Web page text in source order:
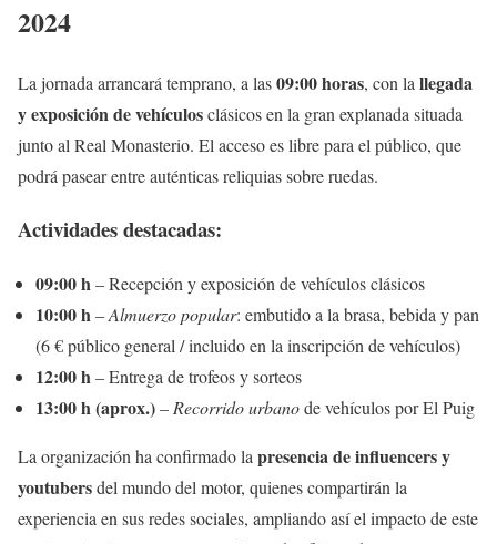
2024
La jornada arrancará temprano, a las09:00 horas, con la llegada
y exposición de vehículosclásicos en la gran explanada situada
junto al Real Monasterio. El acceso es libre para el público, que
podrá pasear entre auténticas reliquias sobre ruedas.
Actividades destacadas:
09:00 h– Recepción y exposición de vehículos clásicos
10:00 h–Almuerzo popular: embutido a la brasa, bebida y pan
(6 € público general / incluido en la inscripción de vehículos)
12:00 h– Entrega de trofeos y sorteos
13:00 h (aprox.)– Recorrido urbanode vehículos por El Puig
La organización ha confirmado la presencia de influencers y
youtubersdel mundo del motor, quienes compartirán la
experiencia en sus redes sociales, ampliando así el impacto de este